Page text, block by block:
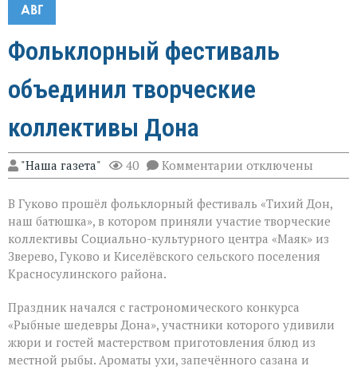
АВГ
Фольклорный фестиваль
объединил творческие
коллективы Дона
"Наша газета" 40 Комментарии к
записи
фестиваль
объединил
творческие
коллективы
Дона
отключены
В Гуково прошёл фольклорный фестиваль «Тихий Дон,
наш батюшка», в котором приняли участие творческие
коллективы Социально-культурного центра «Маяк» из
Зверево, Гуково и Киселёвского сельского поселения
Красносулинского района.
Праздник начался с гастрономического конкурса
«Рыбные шедевры Дона», участники которого удивили
жюри и гостей мастерством приготовления блюд из
местной рыбы. Ароматы ухи, запечённого сазана и